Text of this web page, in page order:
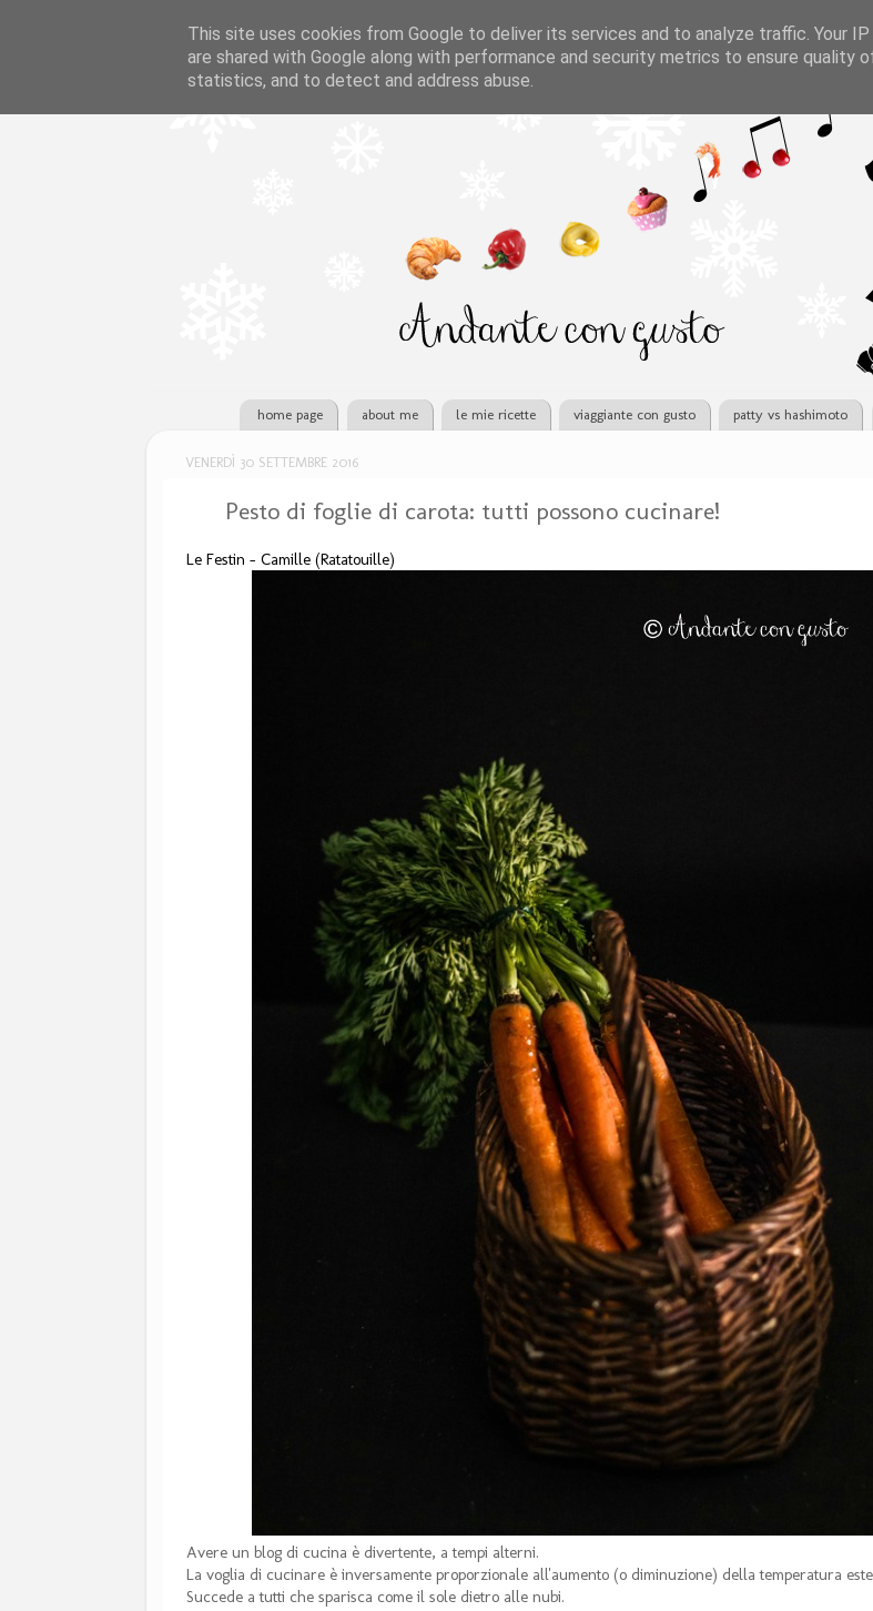
home page about me le mie ricette viaggiante con gusto patty vs hashimoto
VENERDÌ 30 SETTEMBRE 2016
Pesto di foglie di carota: tutti possono cucinare!
Le Festin - Camille (Ratatouille)
Avere un blog di cucina è divertente, a tempi alterni.
La voglia di cucinare è inversamente proporzionale all'aumento (o diminuzione) della temperatura
Succede a tutti che sparisca come il sole dietro alle nubi.
This site uses cookies from Google to deliver its services and to analyze traffic. Your
are shared with Google along with performance and security metrics to ensure quality
statistics, and to detect and address abuse.